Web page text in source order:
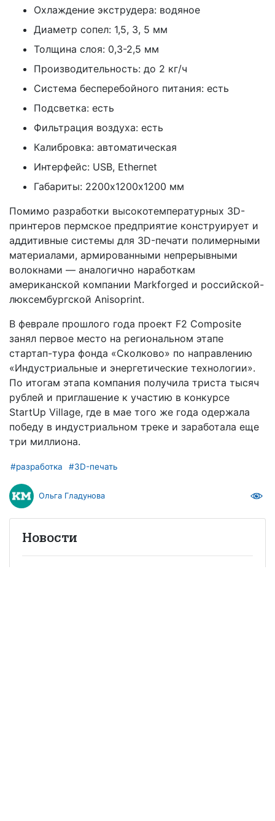
Охлаждение экструдера: водяное
Диаметр сопел: 1,5, 3, 5 мм
Толщина слоя: 0,3-2,5 мм
Производительность: до 2 кг/ч
Система бесперебойного питания: есть
Подсветка: есть
Фильтрация воздуха: есть
Калибровка: автоматическая
Интерфейс: USB, Ethernet
Габариты: 2200х1200х1200 мм
Помимо разработки высокотемпературных 3D-
принтеров пермское предприятие конструирует и
аддитивные системы для 3D-печати полимерными
материалами, армированными непрерывными
волокнами — аналогично наработкам
американской компании Markforged и российской-
люксембургской Anisoprint.
В феврале прошлого года проект F2 Composite
занял первое место на региональном этапе
стартап-тура фонда «Сколково» по направлению
«Индустриальные и энергетические технологии».
По итогам этапа компания получила триста тысяч
рублей и приглашение к участию в конкурсе
StartUp Village, где в мае того же года одержала
победу в индустриальном треке и заработала еще
три миллиона.
#разработка #3D-печать
Ольга Гладунова
Новости